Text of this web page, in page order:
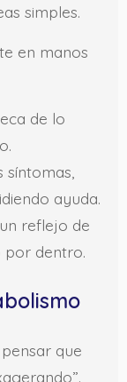
simples.
en manos
de lo
ayuda.
reflejo de
por dentro.
que